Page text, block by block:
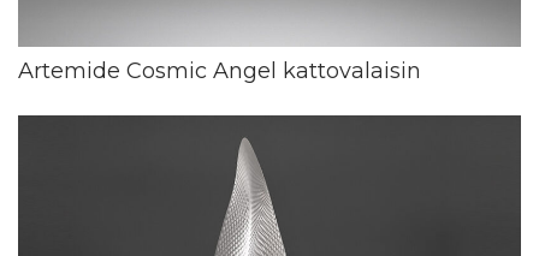
Artemide Cosmic Angel kattovalaisin